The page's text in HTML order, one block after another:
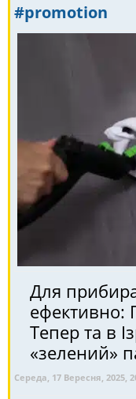
#promotion
Для
ефективно:
Тепер та в
«зелений»
Середа, 17 Вересня, 2025,